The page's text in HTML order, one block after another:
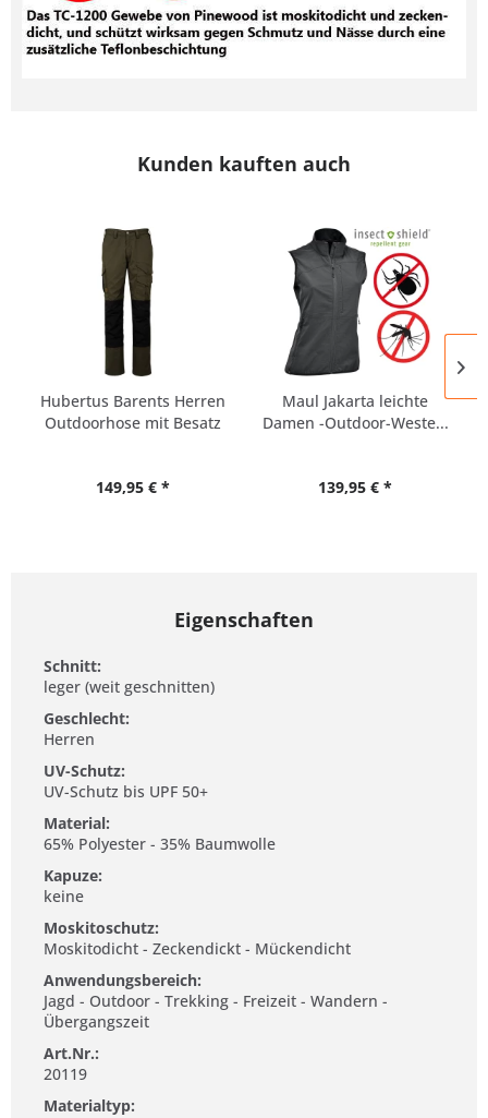
Kunden kauften auch
Hubertus Barents Herren
Outdoorhose mit Besatz
149,95 € *
Maul Jakarta leichte
Damen -Outdoor-Weste...
139,95 € *
Eigenschaften
Schnitt:
leger (weit geschnitten)
Geschlecht:
Herren
UV-Schutz:
UV-Schutz bis UPF 50+
Material:
65% Polyester - 35% Baumwolle
Kapuze:
keine
Moskitoschutz:
Moskitodicht - Zeckendickt - Mückendicht
Anwendungsbereich:
Jagd - Outdoor - Trekking - Freizeit - Wandern -
Übergangszeit
Art.Nr.:
20119
Materialtyp: